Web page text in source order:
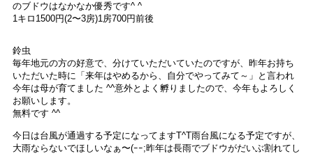
のブドウはなかなか優秀です^ ^
1キロ1500円(2〜3房)1房700円前後
鈴虫
毎年地元の方の好意で、分けていただいていたのですが、昨年お持ち
いただいた時に「来年はやめるから、自分でやってみて～」と言われ
今年は母が育てました ^^意外とよく孵りましたので、今年もよろしく
お願いします。
無料です ^^
今日は台風が通過する予定になってますT^T雨台風になる予定ですが、
大雨ならないでほしいなぁ〜(ｰｰ;昨年は長雨でブドウがだいぶ割れてし